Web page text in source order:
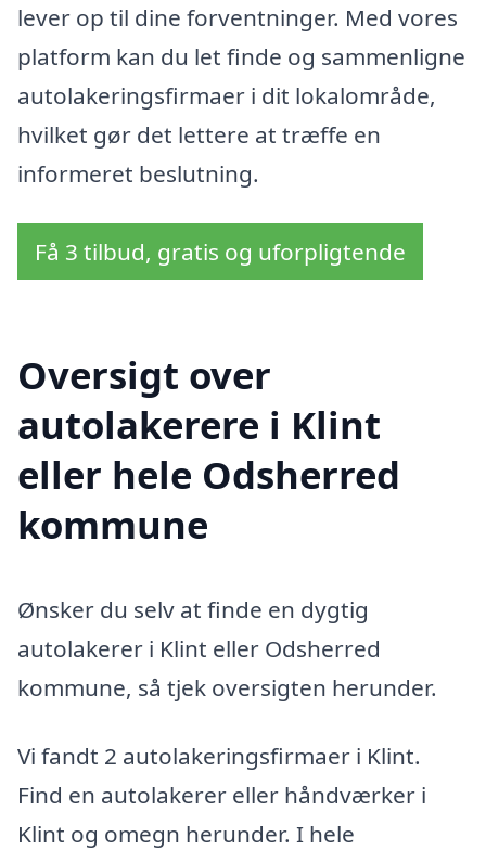
lever op til dine forventninger. Med vores
platform kan du let finde og sammenligne
autolakeringsfirmaer i dit lokalområde,
hvilket gør det lettere at træffe en
informeret beslutning.
Få 3 tilbud, gratis og uforpligtende
Oversigt over
autolakerere i Klint
eller hele Odsherred
kommune
Ønsker du selv at finde en dygtig
autolakerer i Klint eller Odsherred
kommune, så tjek oversigten herunder.
Vi fandt 2 autolakeringsfirmaer i Klint.
Find en autolakerer eller håndværker i
Klint og omegn herunder. I hele